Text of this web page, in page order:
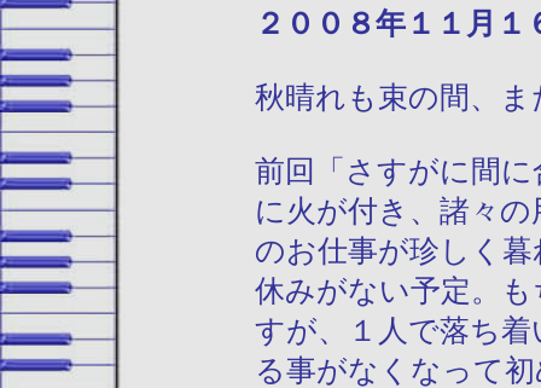
２００８年
秋晴れも束の間、
前回「さすがに間
に火が付き、諸々
のお仕事が珍しく
休みがない予定。
すが、１人で落ち
る事がなくなって